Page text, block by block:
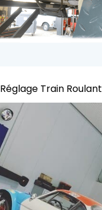
Réglage Train Roulant